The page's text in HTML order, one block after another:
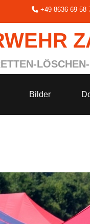
+49 8636 69 58
Bilder